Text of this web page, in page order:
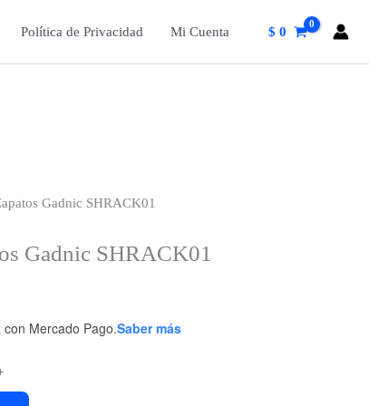
Política de Privacidad Mi Cuenta $ 0
Gadnic SHRACK01
Gadnic SHRACK01
con Mercado Pago.Saber más